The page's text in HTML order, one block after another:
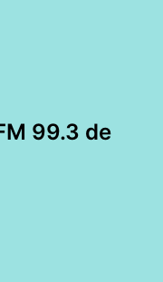
99.3 de